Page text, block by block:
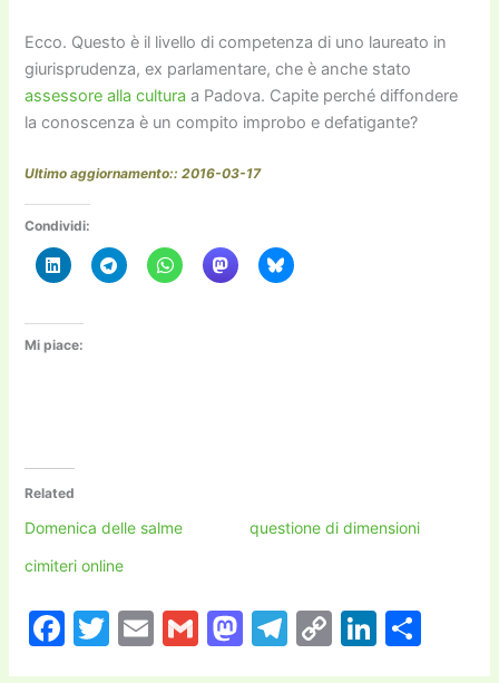
Ecco. Questo è il livello di competenza di uno laureato in
giurisprudenza, ex parlamentare, che è anche stato
assessore alla cultura a Padova. Capite perché diffondere
la conoscenza è un compito improbo e defatigante?
Ultimo aggiornamento:: 2016-03-17
Condividi:
Mi piace:
Related
Domenica delle salme
questione di dimensioni
cimiteri online
F
T
E
G
M T
C
Li